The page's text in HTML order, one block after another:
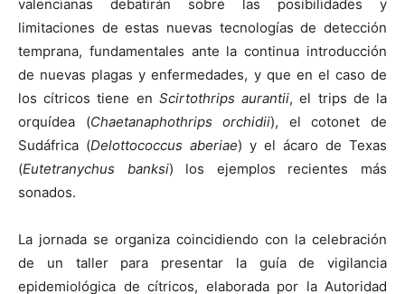
valencianas debatirán sobre las posibilidades y
limitaciones de estas nuevas tecnologías de detección
temprana, fundamentales ante la continua introducción
de nuevas plagas y enfermedades, y que en el caso de
los cítricos tiene en Scirtothrips aurantii, el trips de la
orquídea (Chaetanaphothrips orchidii), el cotonet de
Sudáfrica (Delottococcus aberiae) y el ácaro de Texas
(Eutetranychus banksi) los ejemplos recientes más
sonados.
La jornada se organiza coincidiendo con la celebración
de un taller para presentar la guía de vigilancia
epidemiológica de cítricos, elaborada por la Autoridad